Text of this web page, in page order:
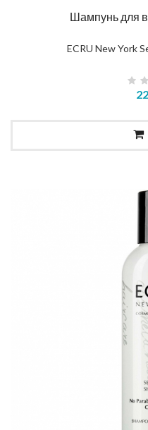
Шампунь для
ECRU New York